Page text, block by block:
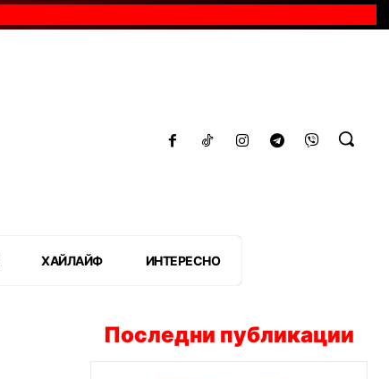
ХАЙЛАЙФ ИНТЕРЕСНО
Последни публикации